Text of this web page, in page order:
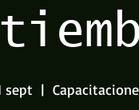
sept
  |